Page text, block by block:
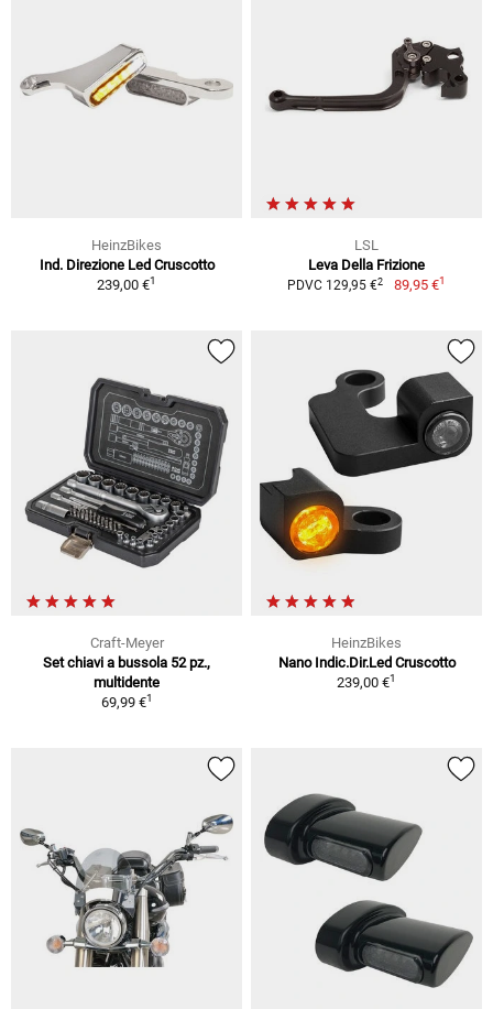
HeinzBikes
Ind. Direzione Led Cruscotto
239,00 €1
LSL
Leva Della Frizione
PDVC 129,95 €2 89,95 €1
Craft-Meyer
Set chiavi a bussola 52 pz.,
multidente
69,99 €1
HeinzBikes
Nano Indic.Dir.Led Cruscotto
239,00 €1